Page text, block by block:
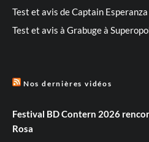
Test et avis de Captain
Test et avis à Grabuge à
Nos dernières vidéos
Festival BD Contern 2026
Rosa